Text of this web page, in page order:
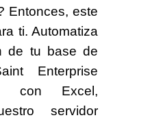
Entonces,este
ti. Automatiza
de tu base de
Enterprise
con Excel,
servidor